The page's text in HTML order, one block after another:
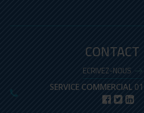
CONTACT
ECRIVEZ-NOUS
SERVICE COMMERCIAL